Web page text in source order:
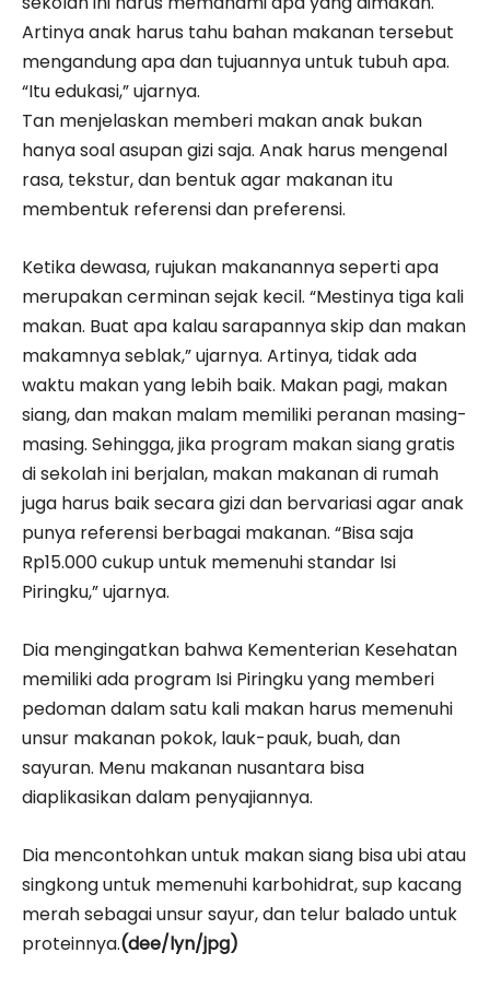
Artinya anak harus tahu bahan makanan tersebut
mengandung apa dan tujuannya untuk tubuh apa.
“Itu edukasi,” ujarnya.
Tan menjelaskan memberi makan anak bukan
hanya soal asupan gizi saja. Anak harus mengenal
rasa, tekstur, dan bentuk agar makanan itu
membentuk referensi dan preferensi.
Ketika dewasa, rujukan makanannya seperti apa
merupakan cerminan sejak kecil. “Mestinya tiga kali
makan. Buat apa kalau sarapannya skip dan makan
makamnya seblak,” ujarnya. Artinya, tidak ada
waktu makan yang lebih baik. Makan pagi, makan
siang, dan makan malam memiliki peranan masing-
masing. Sehingga, jika program makan siang gratis
di sekolah ini berjalan, makan makanan di rumah
juga harus baik secara gizi dan bervariasi agar anak
punya referensi berbagai makanan. “Bisa saja
Rp15.000 cukup untuk memenuhi standar Isi
Piringku,” ujarnya.
Dia mengingatkan bahwa Kementerian Kesehatan
memiliki ada program Isi Piringku yang memberi
pedoman dalam satu kali makan harus memenuhi
unsur makanan pokok, lauk-pauk, buah, dan
sayuran. Menu makanan nusantara bisa
diaplikasikan dalam penyajiannya.
Dia mencontohkan untuk makan siang bisa ubi atau
singkong untuk memenuhi karbohidrat, sup kacang
merah sebagai unsur sayur, dan telur balado untuk
proteinnya.(dee/lyn/jpg)